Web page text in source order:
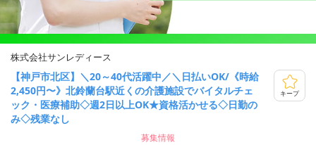
株式会社サンレディース
【神戸市北区】＼20～40代活躍中／＼日払いOK/《時給
2,450円〜》北鈴蘭台駅近くの介護施設でバイタルチェ
ック・医療補助◇週2日以上OK★資格活かせる◇日勤の
み◇残業なし
キープ
募集情報